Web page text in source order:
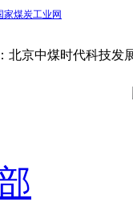
家煤炭工业网
京中煤时代科技